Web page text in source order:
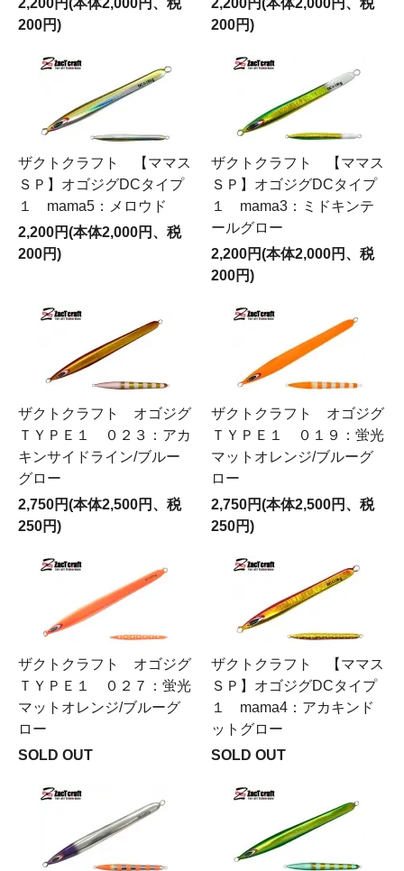
2,200円(本体2,000円、税
200円)
2,200円(本体2,000円、税
200円)
ザクトクラフト 【ママス
ＳＰ】オゴジグDCタイプ
１ mama5：メロウド
2,200円(本体2,000円、税
200円)
ザクトクラフト 【ママス
ＳＰ】オゴジグDCタイプ
１ mama3：ミドキンテ
ールグロー
2,200円(本体2,000円、税
200円)
ザクトクラフト オゴジグ
ＴＹＰＥ１ ０２３：アカ
キンサイドライン/ブルー
グロー
2,750円(本体2,500円、税
250円)
ザクトクラフト オゴジグ
ＴＹＰＥ１ ０１９：蛍光
マットオレンジ/ブルーグ
ロー
2,750円(本体2,500円、税
250円)
ザクトクラフト オゴジグ
ＴＹＰＥ１ ０２７：蛍光
マットオレンジ/ブルーグ
ロー
SOLD OUT
ザクトクラフト 【ママス
ＳＰ】オゴジグDCタイプ
１ mama4：アカキンド
ットグロー
SOLD OUT